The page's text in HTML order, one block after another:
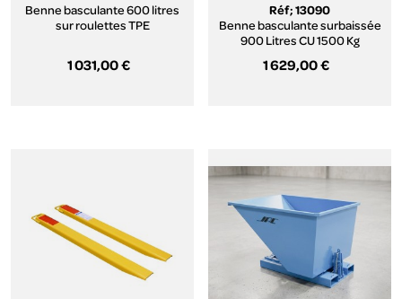
Benne basculante 600 litres
sur roulettes TPE
1 031,00 €
Réf; 13090
Benne basculante surbaissée
900 Litres CU 1500 Kg
1 629,00 €